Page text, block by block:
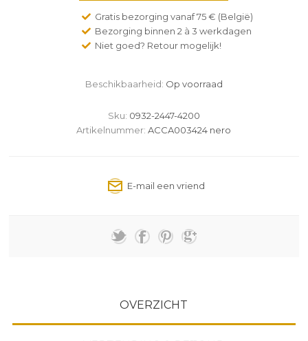
Gratis bezorging vanaf 75 € (België)
Bezorging binnen 2 à 3 werkdagen
Niet goed? Retour mogelijk!
Beschikbaarheid: Op voorraad
Sku: 0932-2447-4200
Artikelnummer: ACCA003424 nero
OVERZICHT